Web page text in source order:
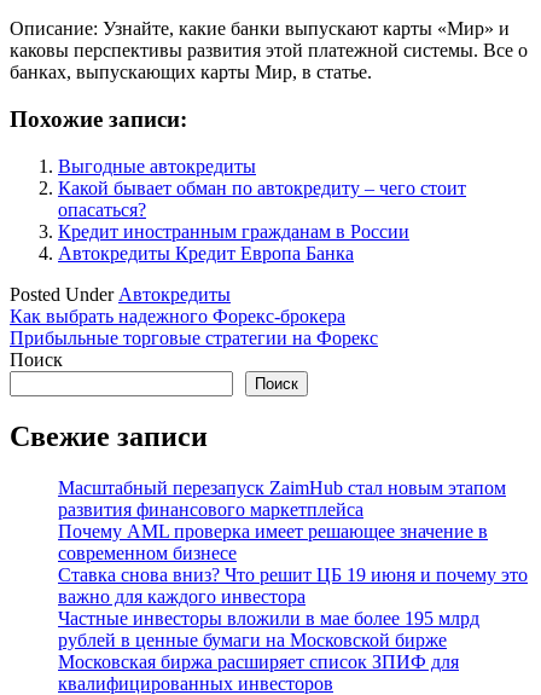
Описание: Узнайте, какие банки выпускают карты «Мир» и
каковы перспективы развития этой платежной системы. Все о
банках, выпускающих карты Мир, в статье.
Похожие записи:
Выгодные автокредиты
Какой бывает обман по автокредиту – чего стоит
опасаться?
Кредит иностранным гражданам в России
Автокредиты Кредит Европа Банка
Posted Under Автокредиты
Навигация
по
Как выбрать надежного Форекс-брокера
Прибыльные торговые стратегии на Форекс
Поиск
Поиск
Свежие записи
Масштабный перезапуск ZaimHub стал новым этапом
развития финансового маркетплейса
Почему AML проверка имеет решающее значение в
современном бизнесе
Ставка снова вниз? Что решит ЦБ 19 июня и почему это
важно для каждого инвестора
Частные инвесторы вложили в мае более 195 млрд
рублей в ценные бумаги на Московской бирже
Московская биржа расширяет список ЗПИФ для
квалифицированных инвесторов